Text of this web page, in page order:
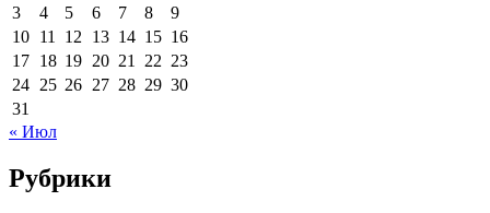
3
4 5 6 7 8
9
10 11 12 13 14 15 16
17 18 19 20 21 22 23
24 25 26 27 28 29 30
31
« Июл
Рубрики